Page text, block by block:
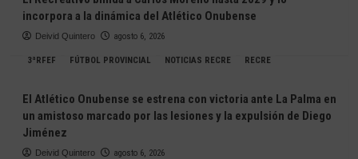
incorpora a la dinámica del Atlético Onubense
Deivid Quintero agosto 6, 2026
3ªRFEF FÚTBOL PROVINCIAL NOTICIAS RECRE RECRE
El Atlético Onubense se estrena con victoria ante La Palma en
un amistoso marcado por las lesiones y la expulsión de Diego
Jiménez
Deivid Quintero agosto 6, 2026